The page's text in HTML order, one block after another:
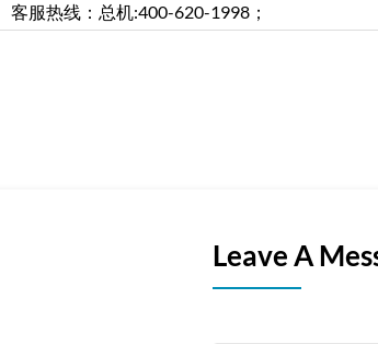
客服热线：总机:400-620-1998；
Leave A